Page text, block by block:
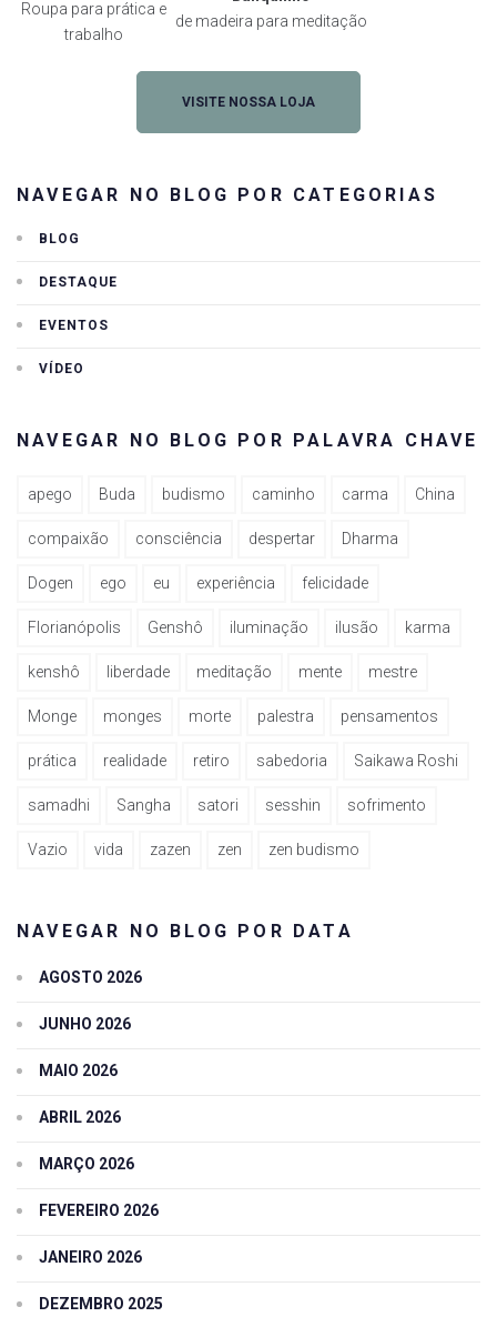
Roupa para prática e
trabalho
de madeira para meditação
VISITE NOSSA LOJA
NAVEGAR NO BLOG POR CATEGORIAS
BLOG
DESTAQUE
EVENTOS
VÍDEO
NAVEGAR NO BLOG POR PALAVRA CHAVE
apego Buda budismo caminho carma China
compaixão consciência despertar Dharma
Dogen ego eu experiência felicidade
Florianópolis Genshô iluminação ilusão karma
kenshô liberdade meditação mente mestre
Monge monges morte palestra pensamentos
prática realidade retiro sabedoria Saikawa Roshi
samadhi Sangha satori sesshin sofrimento
Vazio vida zazen zen zen budismo
NAVEGAR NO BLOG POR DATA
AGOSTO 2026
JUNHO 2026
MAIO 2026
ABRIL 2026
MARÇO 2026
FEVEREIRO 2026
JANEIRO 2026
DEZEMBRO 2025